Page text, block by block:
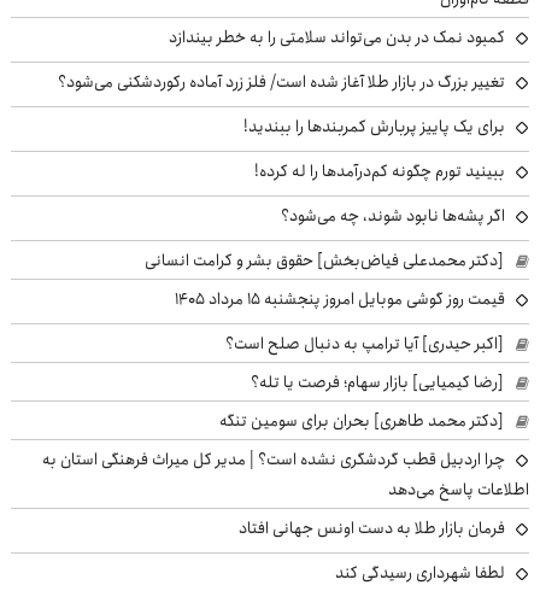
کمبود نمک در بدن می‌تواند سلامتی را به خطر بیندازد
تغییر بزرگ در بازار طلا آغاز شده است/ فلز زرد آماده رکوردشکنی می‌شود؟
برای یک پاییز پربارش کمربندها را ببندید!
ببینید تورم چگونه کم‌درآمدها را له کرده!
اگر پشه‌ها نابود شوند، چه می‌شود؟
[دکتر محمدعلی فیاض‌بخش] حقوق بشر و کرامت انسانی
قیمت روز گوشی موبایل امروز پنجشنبه ۱۵ مرداد ۱۴۰۵
[اکبر حیدری] آیا ترامپ به دنبال صلح است؟
[رضا کیمیایی] بازار سهام؛ فرصت یا تله؟
[دکتر محمد طاهری] بحران برای سومین تنگه
چرا اردبیل قطب گردشگری نشده است؟ | مدیر کل میراث فرهنگی استان به
اطلاعات پاسخ می‌دهد
فرمان بازار طلا به دست اونس جهانی افتاد
لطفا شهرداری رسیدگی کند